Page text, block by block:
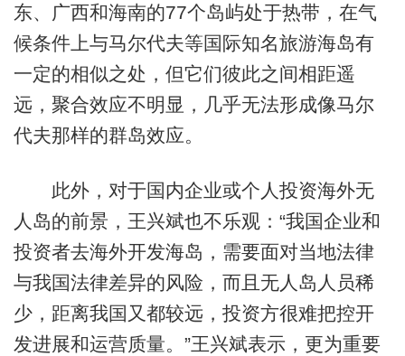
东、广西和海南的77个岛屿处于热带，在气
候条件上与马尔代夫等国际知名旅游海岛有
一定的相似之处，但它们彼此之间相距遥
远，聚合效应不明显，几乎无法形成像马尔
代夫那样的群岛效应。
此外，对于国内企业或个人投资海外无
人岛的前景，王兴斌也不乐观：“我国企业和
投资者去海外开发海岛，需要面对当地法律
与我国法律差异的风险，而且无人岛人员稀
少，距离我国又都较远，投资方很难把控开
发进展和运营质量。”王兴斌表示，更为重要